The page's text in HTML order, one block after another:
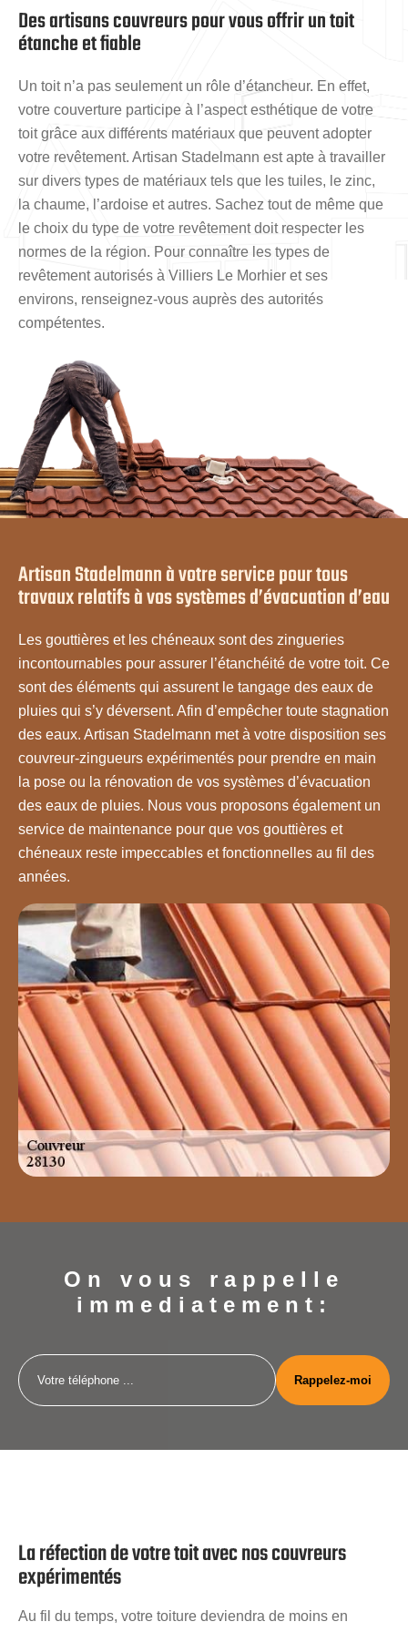
Des artisans couvreurs pour vous offrir un toit
étanche et fiable
Un toit n’a pas seulement un rôle d’étancheur. En effet,
votre couverture participe à l’aspect esthétique de votre
toit grâce aux différents matériaux que peuvent adopter
votre revêtement. Artisan Stadelmann est apte à travailler
sur divers types de matériaux tels que les tuiles, le zinc,
la chaume, l’ardoise et autres. Sachez tout de même que
le choix du type de votre revêtement doit respecter les
normes de la région. Pour connaître les types de
revêtement autorisés à Villiers Le Morhier et ses
environs, renseignez-vous auprès des autorités
compétentes.
Artisan Stadelmann à votre service pour tous
travaux relatifs à vos systèmes d’évacuation d’eau
Les gouttières et les chéneaux sont des zingueries
incontournables pour assurer l’étanchéité de votre toit. Ce
sont des éléments qui assurent le tangage des eaux de
pluies qui s’y déversent. Afin d’empêcher toute stagnation
des eaux. Artisan Stadelmann met à votre disposition ses
couvreur-zingueurs expérimentés pour prendre en main
la pose ou la rénovation de vos systèmes d’évacuation
des eaux de pluies. Nous vous proposons également un
service de maintenance pour que vos gouttières et
chéneaux reste impeccables et fonctionnelles au fil des
années.
On vous rappelle
immediatement:
La réfection de votre toit avec nos couvreurs
expérimentés
Au fil du temps, votre toiture deviendra de moins en